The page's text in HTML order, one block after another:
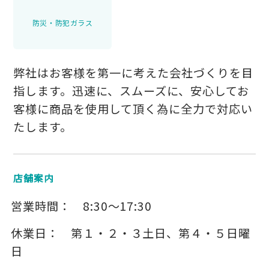
防災・防犯ガラス
弊社はお客様を第一に考えた会社づくりを目
指します。迅速に、スムーズに、安心してお
客様に商品を使用して頂く為に全力で対応い
たします。
店舗案内
営業時間：
8:30～17:30
休業日：
第１・２・３土日、第４・５日曜
日